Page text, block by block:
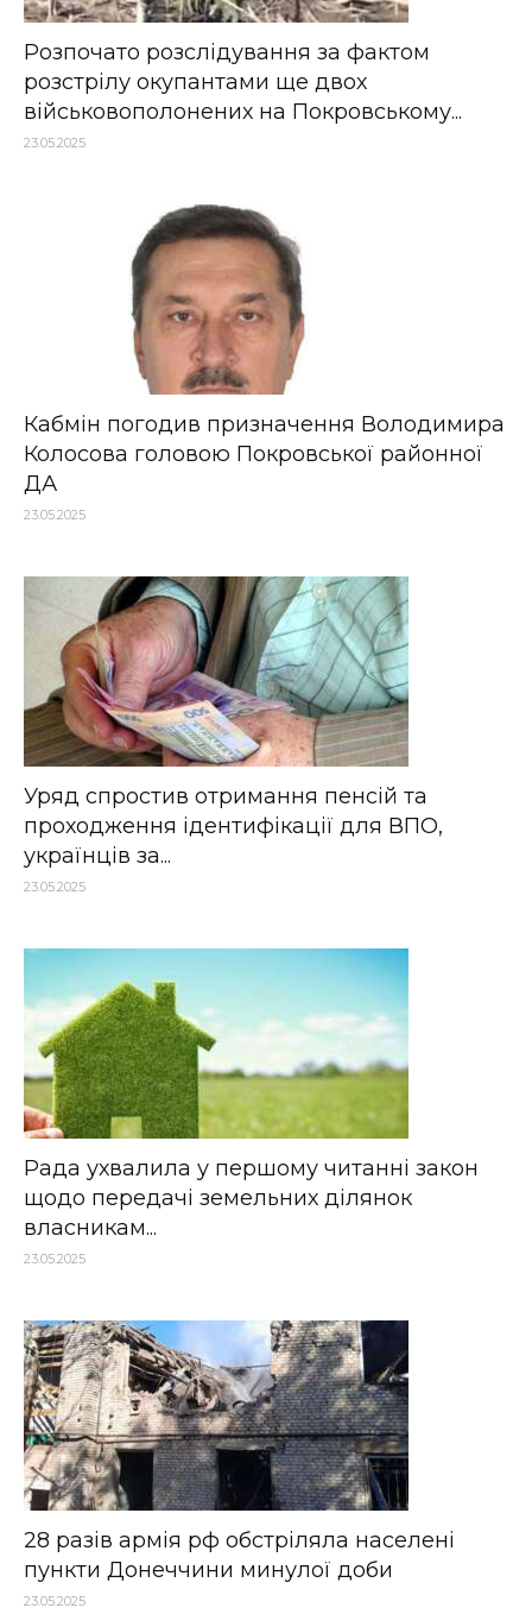
Розпочато розслідування за фактом
розстрілу окупантами ще двох
військовополонених на Покровському...
23.05.2025
Кабмін погодив призначення Володимира
Колосова головою Покровської районної
ДА
23.05.2025
Уряд спростив отримання пенсій та
проходження ідентифікації для ВПО,
українців за...
23.05.2025
Рада ухвалила у першому читанні закон
щодо передачі земельних ділянок
власникам...
23.05.2025
28 разів армія рф обстріляла населені
пункти Донеччини минулої доби
23.05.2025